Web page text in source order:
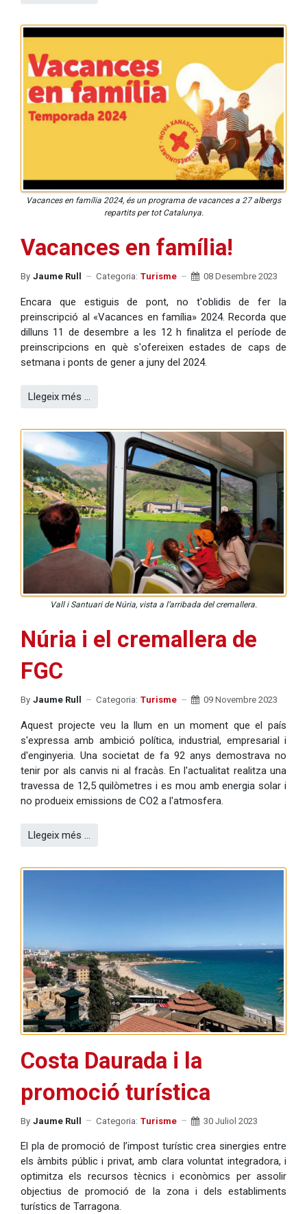
Vacances en família 2024, és un programa de vacances a 27 albergs
repartits per tot Catalunya.
Vacances en família!
By Jaume Rull Categoria: Turisme 08 Desembre 2023
Encara que estiguis de pont, no t'oblidis de fer la
preinscripció al «Vacances en família» 2024. Recorda que
dilluns 11 de desembre a les 12 h finalitza el període de
preinscripcions en què s'ofereixen estades de caps de
setmana i ponts de gener a juny del 2024.
Llegeix més …
Vall i Santuari de Núria, vista a l’arribada del cremallera.
Núria i el cremallera de
FGC
By Jaume Rull Categoria: Turisme 09 Novembre 2023
Aquest projecte veu la llum en un moment que el país
s'expressa amb ambició política, industrial, empresarial i
d'enginyeria. Una societat de fa 92 anys demostrava no
tenir por als canvis ni al fracàs. En l'actualitat realitza una
travessa de 12,5 quilòmetres i es mou amb energia solar i
no produeix emissions de CO2 a l'atmosfera.
Llegeix més …
Costa Daurada i la
promoció turística
By Jaume Rull Categoria: Turisme 30 Juliol 2023
El pla de promoció de l’impost turístic crea sinergies entre
els àmbits públic i privat, amb clara voluntat integradora, i
optimitza els recursos tècnics i econòmics per assolir
objectius de promoció de la zona i dels establiments
turístics de Tarragona.